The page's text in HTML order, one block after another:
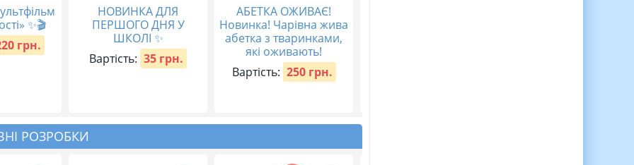
✨🎬
грн.
НОВИНКА ДЛЯ
ПЕРШОГО ДНЯ У
ШКОЛІ ✨
Вартість: 35 грн.
АБЕТКА ОЖИВАЄ!
Новинка! Чарівна жива
абетка з тваринками,
які оживають!
Вартість: 250 грн.
РОЗРОБКИ